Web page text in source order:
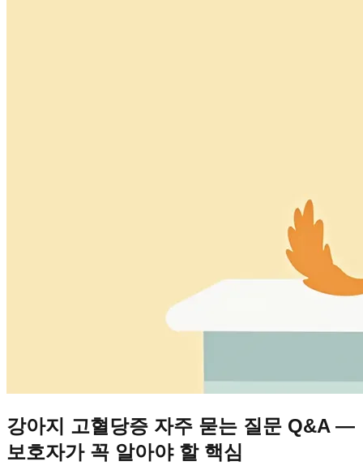
강아지 고혈당증 자주 묻는 질문 Q&A —
보호자가 꼭 알아야 할 핵심